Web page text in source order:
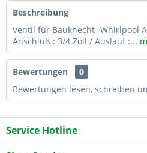
Beschreibung
Ventil für Bauknecht -Whirlpool
Anschluß : 3/4 Zoll / Auslauf :...
Bewertungen
0
Bewertungen lesen, schreiben
Service Hotline